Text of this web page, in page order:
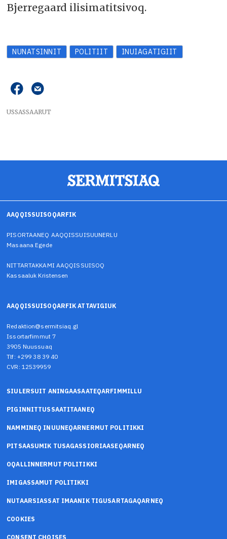
Bjerregaard ilisimatitsivoq.
NUNATSINNIT POLITIIT INUIAGATIGIIT
USSASSAARUT
AAQQISSUISOQARFIK
PISORTAANEQ AAQQISSUISUUNERLU
Masaana Egede
NITTARTAKKAMI AAQQISSUISOQ
Kassaaluk Kristensen
AAQQISSUISOQARFIK ATTAVIGIUK
Redaktion@sermitsiaq.gl
Issortarfimmut 7
3905 Nuussuaq
Tlf: +299 38 39 40
CVR: 12539959
SIULERSUIT ANINGAASAATEQARFIMMILLU
PIGINNITTUSSAATITAANEQ
NAMMINEQ INUUNEQARNERMUT POLITIKKI
PITSAASUMIK TUSAGASSIORIAASEQARNEQ
OQALLINNERMUT POLITIKKI
IMIGASSAMUT POLITIKKI
NUTAARSIASSAT IMAANIK TIGUSARTAGAQARNEQ
COOKIES
CONSENT CHOISES